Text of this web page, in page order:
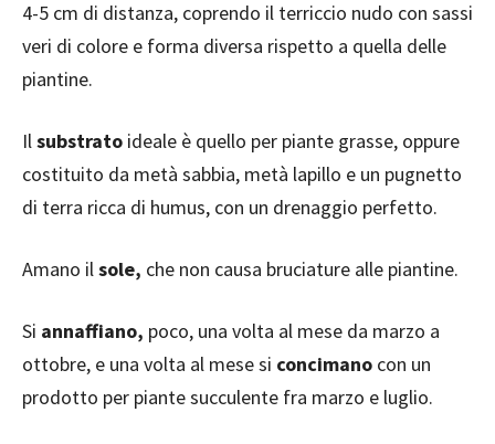
4-5 cm di distanza, coprendo il terriccio nudo con sassi
veri di colore e forma diversa rispetto a quella delle
piantine.
Il substrato ideale è quello per piante grasse, oppure
costituito da metà sabbia, metà lapillo e un pugnetto
di terra ricca di humus, con un drenaggio perfetto.
Amano il sole, che non causa bruciature alle piantine.
Si annaffiano, poco, una volta al mese da marzo a
ottobre, e una volta al mese si concimano con un
prodotto per piante succulente fra marzo e luglio.